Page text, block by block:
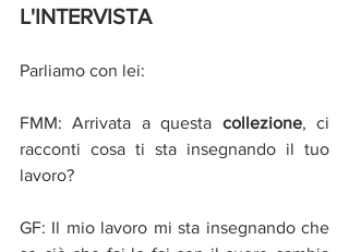
L'INTERVISTA
Parliamo con lei:
FMM: Arrivata a questa collezione, ci
racconti cosa ti sta insegnando il tuo
lavoro?
GF: Il mio lavoro mi sta insegnando che